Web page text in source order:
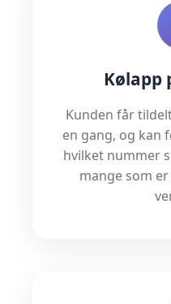
Kølapp
Kunden får
en gang, og kan
hvilket nummer
mange som